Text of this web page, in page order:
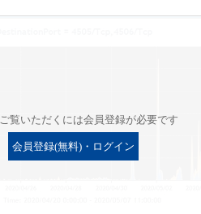
覧いただくには会員登録が必要です
会員登録(無料)・ログイン